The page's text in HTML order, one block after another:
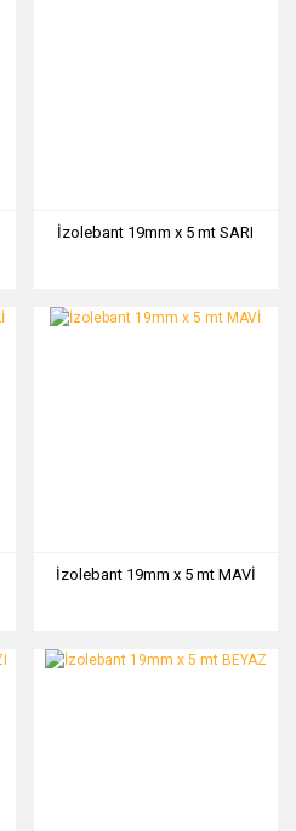
İzolebant 19mm x 5 mt SARI
İzolebant 19mm x 5 mt MAVİ